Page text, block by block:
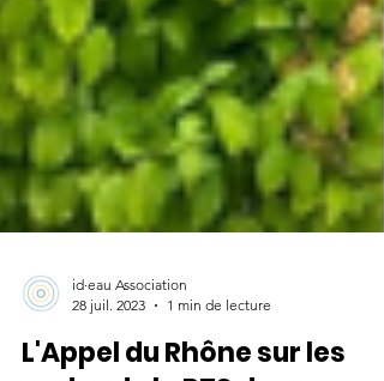
28 juil. 2023
1 min de lecture